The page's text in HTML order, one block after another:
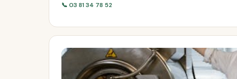
📞 03 81 34 78 52